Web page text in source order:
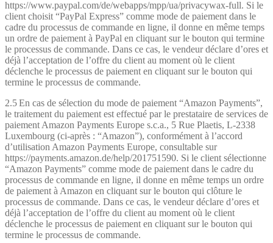
https://www.paypal.com/de/webapps/mpp/ua/privacywax-full. Si le
client choisit “PayPal Express” comme mode de paiement dans le
cadre du processus de commande en ligne, il donne en même temps
un ordre de paiement à PayPal en cliquant sur le bouton qui termine
le processus de commande. Dans ce cas, le vendeur déclare d’ores et
déjà l’acceptation de l’offre du client au moment où le client
déclenche le processus de paiement en cliquant sur le bouton qui
termine le processus de commande.
2.5 En cas de sélection du mode de paiement “Amazon Payments”,
le traitement du paiement est effectué par le prestataire de services de
paiement Amazon Payments Europe s.c.a., 5 Rue Plaetis, L-2338
Luxembourg (ci-après : “Amazon”), conformément à l’accord
d’utilisation Amazon Payments Europe, consultable sur
https://payments.amazon.de/help/201751590. Si le client sélectionne
“Amazon Payments” comme mode de paiement dans le cadre du
processus de commande en ligne, il donne en même temps un ordre
de paiement à Amazon en cliquant sur le bouton qui clôture le
processus de commande. Dans ce cas, le vendeur déclare d’ores et
déjà l’acceptation de l’offre du client au moment où le client
déclenche le processus de paiement en cliquant sur le bouton qui
termine le processus de commande.